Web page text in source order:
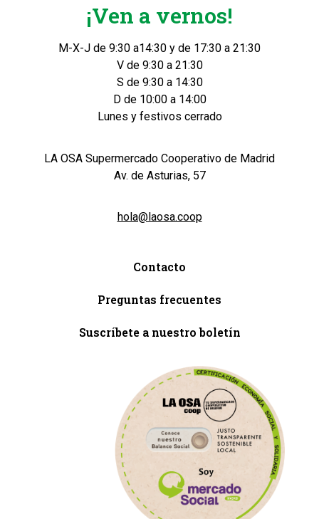
¡Ven a vernos!
M-X-J de 9:30 a14:30 y de 17:30 a 21:30
V de 9:30 a 21:30
S de 9:30 a 14:30
D de 10:00 a 14:00
Lunes y festivos cerrado
LA OSA Supermercado Cooperativo de Madrid
Av. de Asturias, 57
hola@laosa.coop
Contacto
Preguntas frecuentes
Suscríbete a nuestro boletín